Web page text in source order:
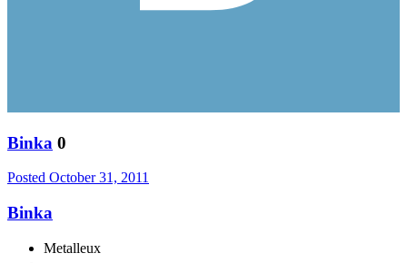
Binka 0
Posted October 31, 2011
Binka
Metalleux